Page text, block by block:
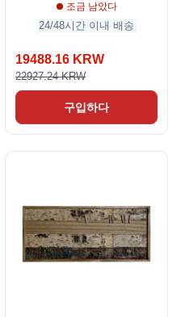
조금 남았다
24/48시간 이내 배송
19488.16 KRW
22927.24 KRW
구입하다